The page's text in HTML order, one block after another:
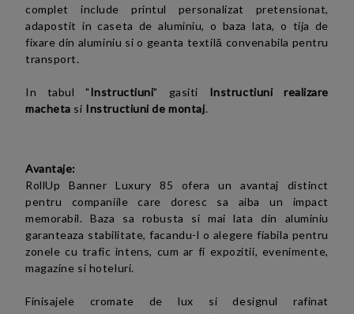
complet include printul personalizat pretensionat,
adapostit in caseta de aluminiu, o baza lata, o tija de
fixare din aluminiu si o geanta textilă convenabila pentru
transport.
In tabul "Instructiuni" gasiti Instructiuni realizare
macheta si Instructiuni de montaj.
Avantaje:
RollUp Banner Luxury 85 ofera un avantaj distinct
pentru companiile care doresc sa aiba un impact
memorabil. Baza sa robusta si mai lata din aluminiu
garanteaza stabilitate, facandu-l o alegere fiabila pentru
zonele cu trafic intens, cum ar fi expozitii, evenimente,
magazine si hoteluri.
Finisajele cromate de lux si designul rafinat